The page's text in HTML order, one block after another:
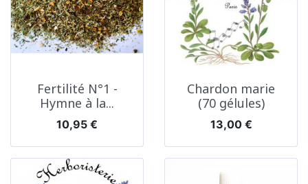
Fertilité N°1 -
Hymne à la...
Prix
10,95 €
Chardon marie
(70 gélules)
Prix
13,00 €